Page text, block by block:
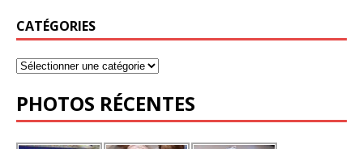
CATÉGORIES
PHOTOS RÉCENTES